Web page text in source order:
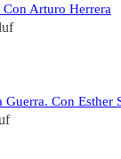
Arturo Herrera
Guerra. Con Esther